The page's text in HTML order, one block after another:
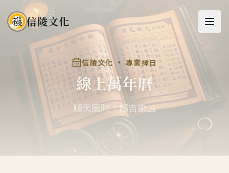
信陵文化
信陵文化 · 專業擇日
線上萬年曆
順天應時，趨吉避凶